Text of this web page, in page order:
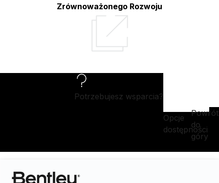
Zrównoważonego Rozwoju
Potrzebujesz wsparcia?
Opcje
dostępności
Powrót
do
góry